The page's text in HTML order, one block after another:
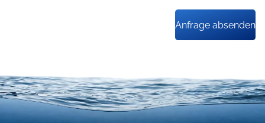
Anfrage absenden